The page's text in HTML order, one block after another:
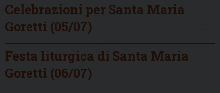
Celebrazioni per Santa Maria
Goretti (05/07)
Festa liturgica di Santa Maria
Goretti (06/07)